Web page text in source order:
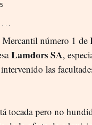
número 1 de
Lamdors SA,
las
tocada pero no